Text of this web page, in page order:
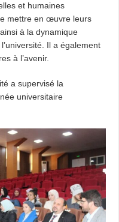
et humaines
mettre en œuvre leurs
à la dynamique
Il a également
à l’avenir.
a supervisé la
universitaire